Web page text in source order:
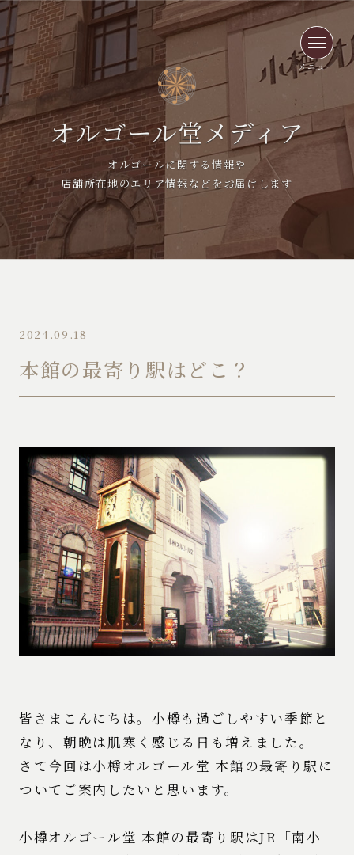
メニュー
オルゴール堂メディア
オルゴールに関する情報や
店舗所在地のエリア情報などをお届けします
2024.09.18
本館の最寄り駅はどこ？
皆さまこんにちは。小樽も過ごしやすい季節と
なり、朝晩は肌寒く感じる日も増えました。
さて今回は小樽オルゴール堂 本館の最寄り駅に
ついてご案内したいと思います。
小樽オルゴール堂 本館の最寄り駅はJR「南小